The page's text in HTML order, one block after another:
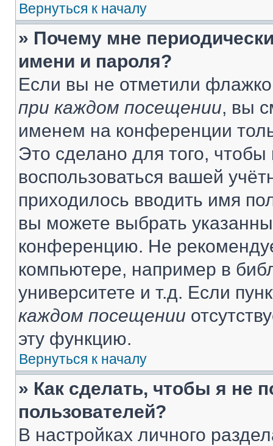
Вернуться к началу
» Почему мне
имени и пароля?
Если вы не отметили
при каждом посещении, вы
именем на конференции
Это сделано для того, чтобы
воспользоваться вашей
приходилось вводить имя
вы можете выбрать
конференцию. Не
компьютере, например в
университете и т.д. Если
каждом посещении
эту функцию.
Вернуться к началу
» Как сделать, чтобы я не
пользователей?
В настройках личного